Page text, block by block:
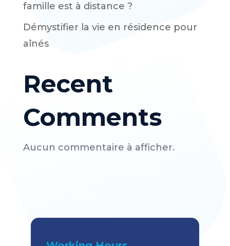
famille est à distance ?
Démystifier la vie en résidence pour
aînés
Recent
Comments
Aucun commentaire à afficher.